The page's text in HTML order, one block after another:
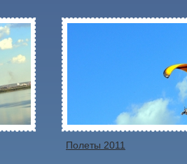
Полеты 2011